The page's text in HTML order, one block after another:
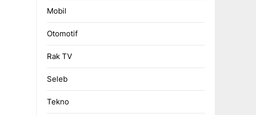
Mobil
Otomotif
Rak TV
Seleb
Tekno